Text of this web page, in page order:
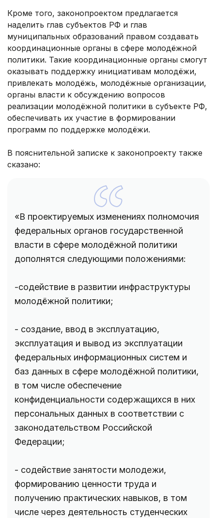
Кроме того, законопроектом предлагается
наделить глав субъектов РФ и глав
муниципальных образований правом создавать
координационные органы в сфере молодёжной
политики. Такие координационные органы смогут
оказывать поддержку инициативам молодёжи,
привлекать молодёжь, молодёжные организации,
органы власти к обсуждению вопросов
реализации молодёжной политики в субъекте РФ,
обеспечивать их участие в формировании
программ по поддержке молодёжи.
В пояснительной записке к законопроекту также
сказано:
«В проектируемых изменениях полномочия
федеральных органов государственной
власти в сфере молодёжной политики
дополнятся следующими положениями:
-содействие в развитии инфраструктуры
молодёжной политики;
- создание, ввод в эксплуатацию,
эксплуатация и вывод из эксплуатации
федеральных информационных систем и
баз данных в сфере молодёжной политики,
в том числе обеспечение
конфиденциальности содержащихся в них
персональных данных в соответствии с
законодательством Российской
Федерации;
- содействие занятости молодежи,
формированию ценности труда и
получению практических навыков, в том
числе через деятельность студенческих